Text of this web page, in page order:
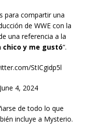
para compartir una
de WWE con la
una referencia a la
chico y me gustó“.
StICgidp5l
4, 2024
de todo lo que
incluye a Mysterio.